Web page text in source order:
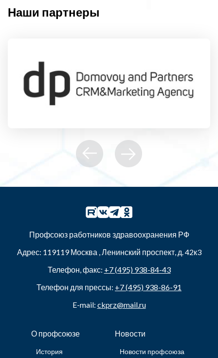
Наши партнеры
Профсоюз работников здравоохранения РФ
Адрес: 119119Москва ,Ленинский проспект, д. 42к3
Телефон, факс: +7 (495) 938-84-43
Телефон для прессы: +7 (495) 938-86-91
E-mail: ckprz@mail.ru
О профсоюзе
История
Новости
Новости профсоюза